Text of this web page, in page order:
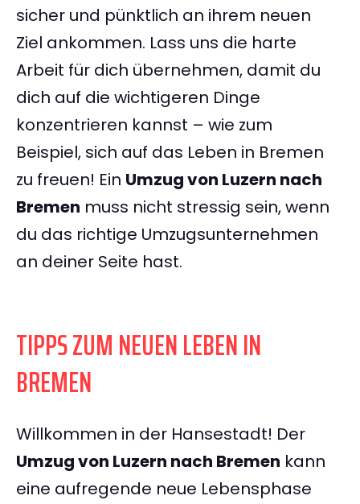
sicher und pünktlich an ihrem neuen
Ziel ankommen. Lass uns die harte
Arbeit für dich übernehmen, damit du
dich auf die wichtigeren Dinge
konzentrieren kannst – wie zum
Beispiel, sich auf das Leben in Bremen
zu freuen! Ein Umzug von Luzern nach
Bremen muss nicht stressig sein, wenn
du das richtige Umzugsunternehmen
an deiner Seite hast.
TIPPS ZUM NEUEN LEBEN IN
BREMEN
Willkommen in der Hansestadt! Der
Umzug von Luzern nach Bremen kann
eine aufregende neue Lebensphase